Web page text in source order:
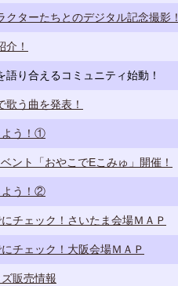
クターたちとのデジタル記念撮影！
介！
語り合えるコミュニティ始動！
歌う曲を発表！
よう！①
ント「おやこでEこみゅ」開催！
よう！②
チェック！さいたま会場ＭＡＰ
チェック！大阪会場ＭＡＰ
販売情報